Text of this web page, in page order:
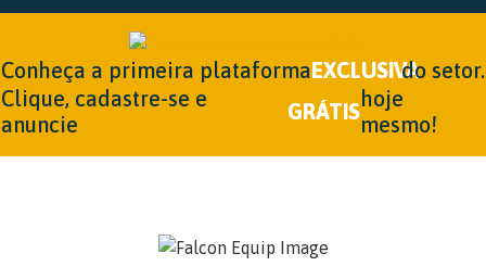
Conheça a primeira plataformaEXCLUSIVAdo setor.
Clique, cadastre-se e
anuncie
GRÁTIS
hoje
mesmo!